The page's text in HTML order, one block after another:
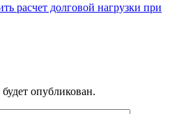
расчет долговой нагрузки при
опубликован.